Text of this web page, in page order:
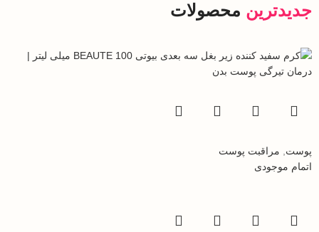
جدیدترین محصولات
پوست, مراقبت پوست
اتمام موجودی